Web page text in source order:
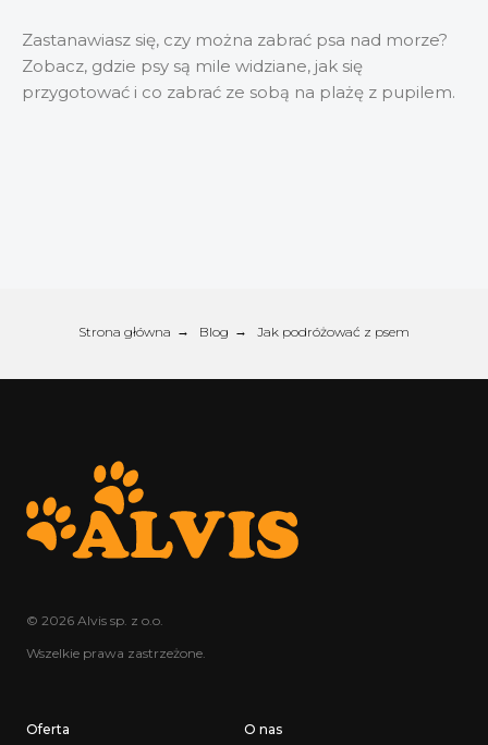
Zastanawiasz się, czy można zabrać psa nad morze?
Zobacz, gdzie psy są mile widziane, jak się
przygotować i co zabrać ze sobą na plażę z pupilem.
Strona główna → Blog → Jak podróżować z psem
© 2026 Alvis sp. z o.o.
Wszelkie prawa zastrzeżone.
Oferta O nas